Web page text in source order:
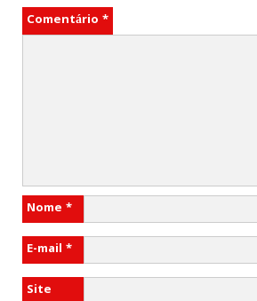
Comentário *
Nome *
E-mail *
Site